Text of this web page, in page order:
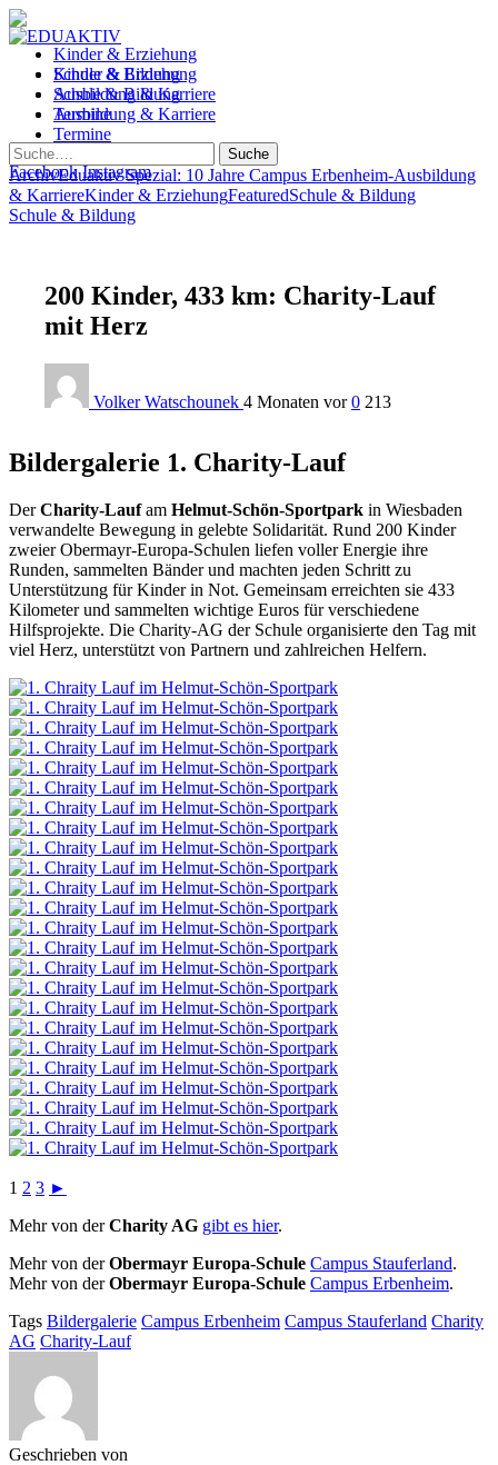
Kinder & Erziehung
Schule & Bildung
Ausbildung & Karriere
Termine
Facebook Instagram
Kinder & Erziehung
Schule & Bildung
Ausbildung & Karriere
Termine
Suche
ArchivEduaktiv Spezial: 10 Jahre Campus Erbenheim-Ausbildung
& KarriereKinder & ErziehungFeaturedSchule & Bildung
Schule & Bildung
200 Kinder, 433 km: Charity-Lauf
mit Herz
Volker Watschounek 4 Monaten vor 0 213
Bildergalerie 1. Charity-Lauf
DerCharity-Laufam Helmut-Schön-Sportpark in Wiesbaden
verwandelte Bewegung in gelebte Solidarität. Rund 200 Kinder
zweier Obermayr-Europa-Schulen liefen voller Energie ihre
Runden, sammelten Bänder und machten jeden Schritt zu
Unterstützung für Kinder in Not. Gemeinsam erreichten sie 433
Kilometer und sammelten wichtige Euros für verschiedene
Hilfsprojekte. Die Charity-AG der Schule organisierte den Tag mit
viel Herz, unterstützt von Partnern und zahlreichen Helfern.
1 2 3 ►
Mehr von derCharity AG gibt es hier.
Mehr von derObermayr Europa-Schule Campus Stauferland.
Mehr von derObermayr Europa-Schule Campus Erbenheim.
Tags Bildergalerie Campus Erbenheim Campus Stauferland Charity
AG Charity-Lauf
Geschrieben von